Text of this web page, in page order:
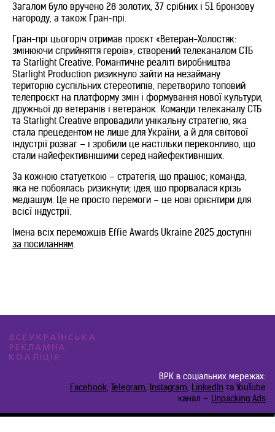
Загалом було вручено 28 золотих, 37 срібних і 51 бронзову
нагороду, а також Гран-прі.
Гран-прі цьогоріч отримав проєкт «Ветеран-Холостяк:
змінюючи сприйняття героїв», створений телеканалом СТБ
та Starlight Creative. Романтичне реаліті виробництва
Starlight Production ризикнуло зайти на незайману
територію суспільних стереотипів, перетворило топовий
телепроєкт на платформу змін і формування нової культури,
дружньої до ветеранів і ветеранок. Команди телеканалу СТБ
та Starlight Creative впровадили унікальну стратегію, яка
стала прецедентом не лише для України, а й для світової
індустрії розваг – і зробили це настільки переконливо, що
стали найефективнішими серед найефективніших.
За кожною статуеткою – стратегія, що працює; команда,
яка не побоялась ризикнути; ідея, що прорвалася крізь
медіашум. Це не просто перемоги – це нові орієнтири для
всієї індустрії.
Імена всіх переможців Effie Awards Ukraine 2025 доступні
за посиланням.
ВРК в соціальних мережах:
Facebook, Telegram, Instagram, LinkedIn та YouTube
канал – Unpacking Ads